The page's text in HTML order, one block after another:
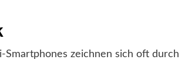
Smartphones zeichnen sich oft durch